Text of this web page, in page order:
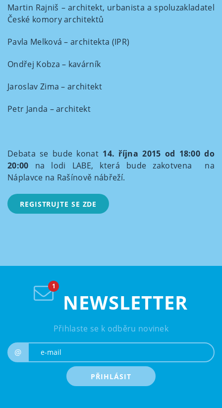
Martin Rajniš – architekt, urbanista a spoluzakladatel
České komory architektů
Pavla Melková – architekta (IPR)
Ondřej Kobza – kavárník
Jaroslav Zima – architekt
Petr Janda – architekt
Debata se bude konat 14. října 2015 od 18:00 do
20:00 na lodi LABE, která bude zakotvena na
Náplavce na Rašínově nábřeží.
REGISTRUJTE SE ZDE
NEWSLETTER
Přihlaste se k odběru novinek
@
PŘIHLÁSIT